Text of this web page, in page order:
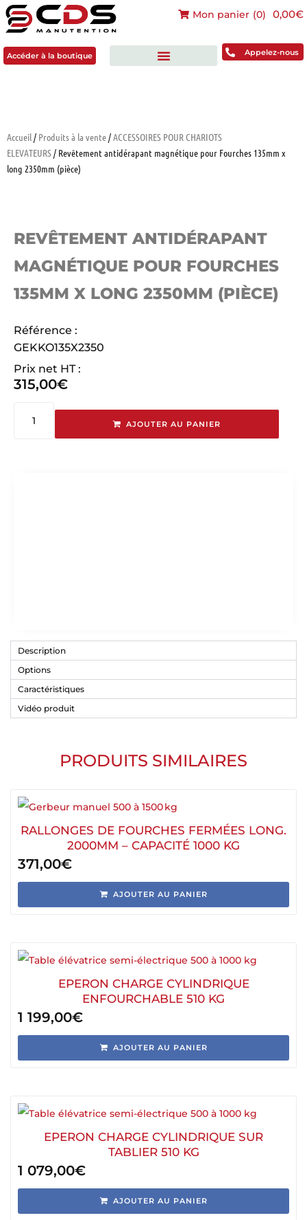
Accéder à la boutique
Mon panier (0) 0,00€
Appelez-nous
Accueil/ Produits à la vente/ACCESSOIRES POUR CHARIOTS
ELEVATEURS/ Revêtement antidérapant magnétique pour Fourches 135mm x
long 2350mm (pièce)
REVÊTEMENT ANTIDÉRAPANT
MAGNÉTIQUE POUR FOURCHES
135MM X LONG 2350MM (PIÈCE)
Référence :
GEKKO135X2350
Prix net HT :
315,00€
AJOUTER AU PANIER
Description
Options
Caractéristiques
Vidéo produit
PRODUITS SIMILAIRES
RALLONGES DE FOURCHES FERMÉES LONG.
2000MM – CAPACITÉ 1000 KG
371,00€
AJOUTER AU PANIER
EPERON CHARGE CYLINDRIQUE
ENFOURCHABLE 510 KG
1 199,00€
AJOUTER AU PANIER
EPERON CHARGE CYLINDRIQUE SUR
TABLIER 510 KG
1 079,00€
AJOUTER AU PANIER